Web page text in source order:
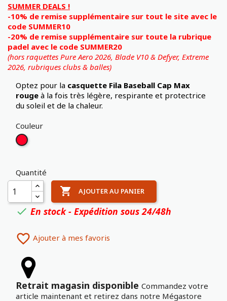
SUMMER DEALS !
-10% de remise supplémentaire sur tout le site avec le
code SUMMER10
-20% de remise supplémentaire sur toute la rubrique
padel avec le code SUMMER20
(hors raquettes Pure Aero 2026, Blade V10 & Defyer, Extreme
2026, rubriques clubs & balles)
Optez pour la casquette Fila Baseball Cap Max
rouge à la fois très légère, respirante et protectrice
du soleil et de la chaleur.
Couleur
Rouge
Quantité
 AJOUTER AU PANIER
 En stock - Expédition sous 24/48h
 Ajouter à mes favoris
Retrait magasin disponible Commandez votre
article maintenant et retirez dans notre Mégastore